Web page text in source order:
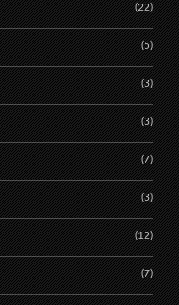
(22)
(5)
(3)
(3)
(7)
(3)
(12)
(7)